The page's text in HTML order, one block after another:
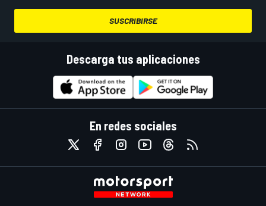
SUSCRIBIRSE
Descarga tus aplicaciones
En redes sociales